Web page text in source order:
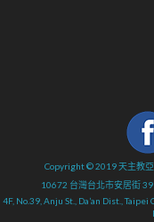
Copyright © 2019 天主教亞
10672 台灣台北市安居街 39
4F, No.39, Anju St., Da’an Dist.,